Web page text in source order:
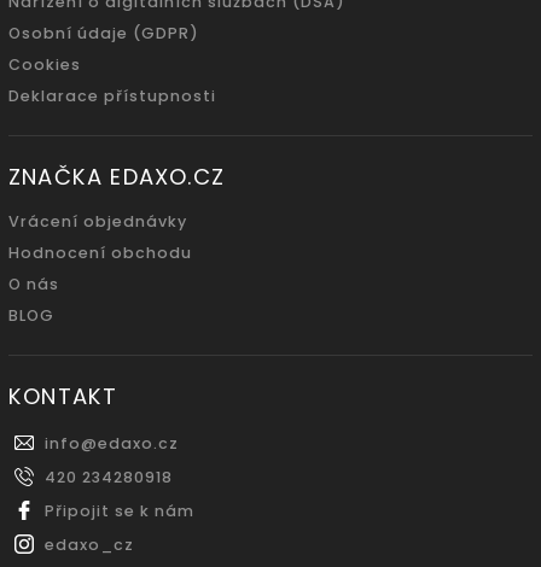
Osobní údaje (GDPR)
Cookies
Deklarace přístupnosti
ZNAČKA EDAXO.CZ
Vrácení objednávky
Hodnocení obchodu
O nás
BLOG
KONTAKT
info@edaxo.cz
420 234280918
Připojit se k nám
edaxo_cz